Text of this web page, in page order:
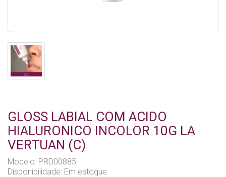
GLOSS LABIAL COM ACIDO
HIALURONICO INCOLOR 10G LA
VERTUAN (C)
Modelo: PRD00885
Disponibilidade: Em estoque